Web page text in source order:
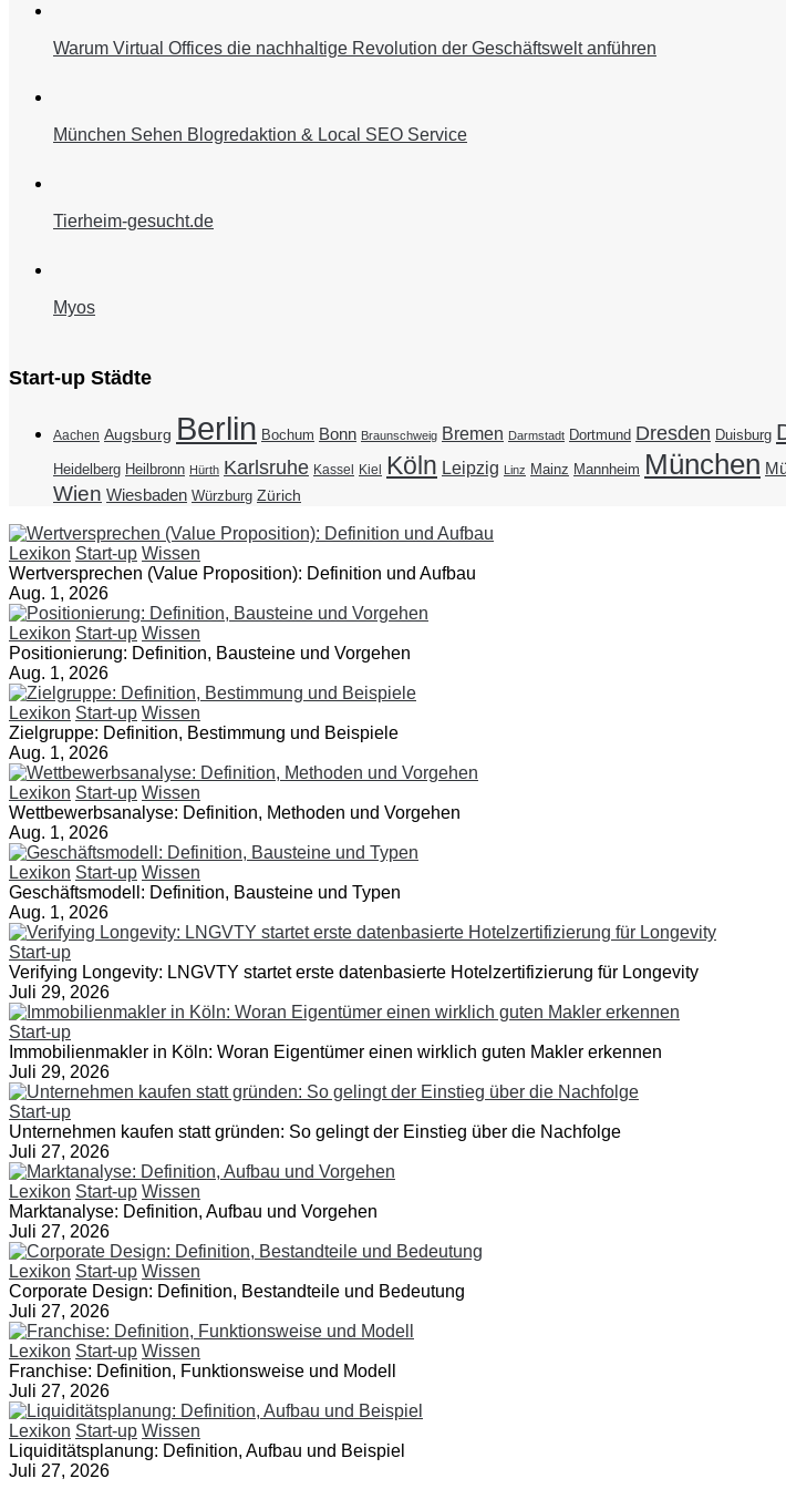
Warum Virtual Offices die nachhaltige Revolution der Geschäftswelt anführen
München Sehen Blogredaktion & Local SEO Service
Tierheim-gesucht.de
Myos
Start-up Städte
Aachen Augsburg Berlin Bochum Bonn Braunschweig Bremen Darmstadt Dortmund Dresden Duisburg
Heidelberg Heilbronn Hürth Karlsruhe Kassel Kiel Köln Leipzig Linz Mainz Mannheim München
Wien Wiesbaden Würzburg Zürich
Lexikon Start-up Wissen
Wertversprechen (Value Proposition): Definition und Aufbau
Aug. 1, 2026
Lexikon Start-up Wissen
Positionierung: Definition, Bausteine und Vorgehen
Aug. 1, 2026
Lexikon Start-up Wissen
Zielgruppe: Definition, Bestimmung und Beispiele
Aug. 1, 2026
Lexikon Start-up Wissen
Wettbewerbsanalyse: Definition, Methoden und Vorgehen
Aug. 1, 2026
Lexikon Start-up Wissen
Geschäftsmodell: Definition, Bausteine und Typen
Aug. 1, 2026
Start-up
Verifying Longevity: LNGVTY startet erste datenbasierte Hotelzertifizierung für Longevity
Juli 29, 2026
Start-up
Immobilienmakler in Köln: Woran Eigentümer einen wirklich guten Makler erkennen
Juli 29, 2026
Start-up
Unternehmen kaufen statt gründen: So gelingt der Einstieg über die Nachfolge
Juli 27, 2026
Lexikon Start-up Wissen
Marktanalyse: Definition, Aufbau und Vorgehen
Juli 27, 2026
Lexikon Start-up Wissen
Corporate Design: Definition, Bestandteile und Bedeutung
Juli 27, 2026
Lexikon Start-up Wissen
Franchise: Definition, Funktionsweise und Modell
Juli 27, 2026
Lexikon Start-up Wissen
Liquiditätsplanung: Definition, Aufbau und Beispiel
Juli 27, 2026